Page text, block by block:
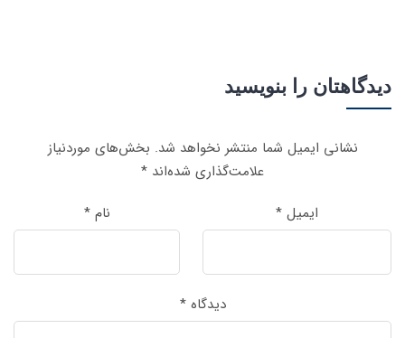
دیدگاهتان را بنویسید
نشانی ایمیل شما منتشر نخواهد شد. بخش‌های موردنیاز
علامت‌گذاری شده‌اند *
نام* ایمیل *
دیدگاه*